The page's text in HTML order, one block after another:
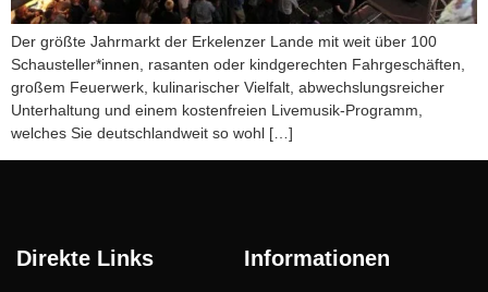
Der größte Jahrmarkt der Erkelenzer Lande mit weit über 100
Schausteller*innen, rasanten oder kindgerechten Fahrgeschäften,
großem Feuerwerk, kulinarischer Vielfalt, abwechslungsreicher
Unterhaltung und einem kostenfreien Livemusik-Programm,
welches Sie deutschlandweit so wohl […]
Direkte Links Informationen